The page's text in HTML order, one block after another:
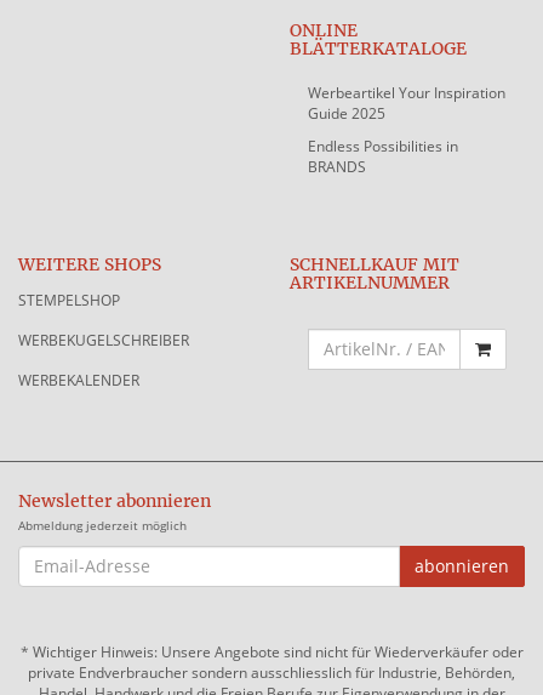
ONLINE
BLÄTTERKATALOGE
Werbeartikel Your Inspiration
Guide 2025
Endless Possibilities in
BRANDS
WEITERE SHOPS
STEMPELSHOP
WERBEKUGELSCHREIBER
WERBEKALENDER
SCHNELLKAUF MIT
ARTIKELNUMMER
Newsletter abonnieren
Abmeldung jederzeit möglich
EMAIL-
ADRESSE
abonnieren
* Wichtiger Hinweis: Unsere Angebote sind nicht für Wiederverkäufer oder
private Endverbraucher sondern ausschliesslich für Industrie, Behörden,